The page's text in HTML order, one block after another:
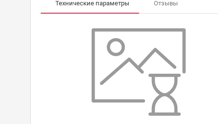
Технические параметры Отзывы